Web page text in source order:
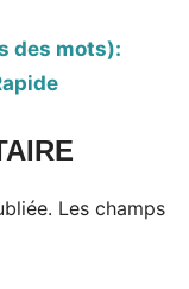
des mots):
Les champs